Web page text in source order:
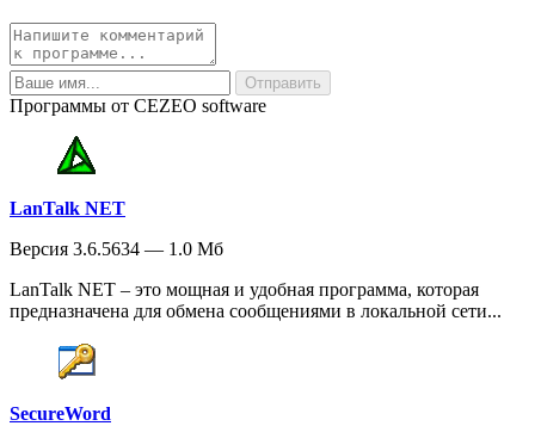
Программы от CEZEO software
LanTalk NET
Версия 3.6.5634 — 1.0 Мб
LanTalk NET – это мощная и удобная программа, которая
предназначена для обмена сообщениями в локальной сети...
SecureWord